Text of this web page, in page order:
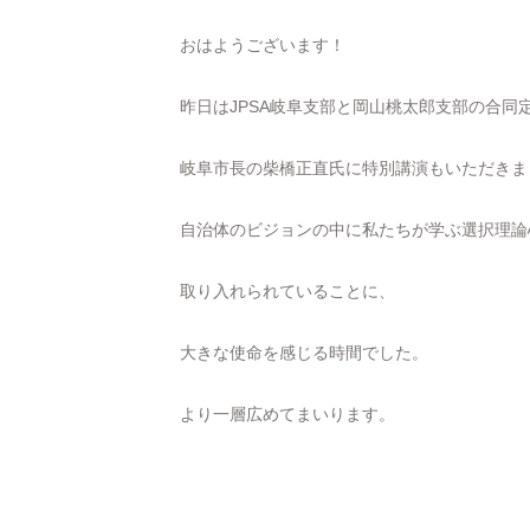
おはようございます！
昨日はJPSA岐阜支部と岡山桃太郎支部の合同
岐阜市長の柴橋正直氏に特別講演もいただきま
自治体のビジョンの中に私たちが学ぶ選択理
取り入れられていることに、
大きな使命を感じる時間でした。
より一層広めてまいります。